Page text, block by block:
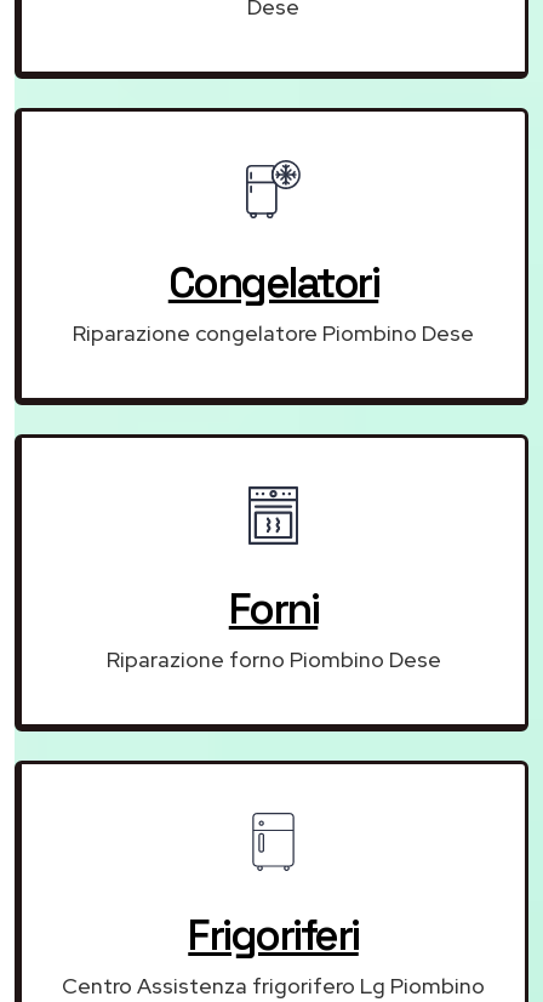
Dese
Congelatori
Riparazione congelatore Piombino Dese
Forni
Riparazione forno Piombino Dese
Frigoriferi
Centro Assistenza frigorifero Lg Piombino